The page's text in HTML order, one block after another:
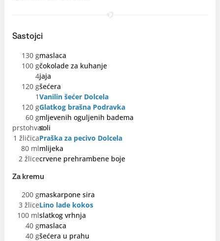
Sastojci
130 gmaslaca
100 gčokolade za kuhanje
4jaja
120 gšećera
1Vanilin šećer Dolcela
120 gGlatkog brašna Podravka
60 gmljevenih oguljenih badema
prstohvatsoli
1 žličicaPraška za pecivo Dolcela
80 mlmlijeka
2 žlicecrvene prehrambene boje
Za kremu
200 gmaskarpone sira
3 žliceLino lade kokos
100 mlslatkog vrhnja
40 gmaslaca
40 gšećera u prahu